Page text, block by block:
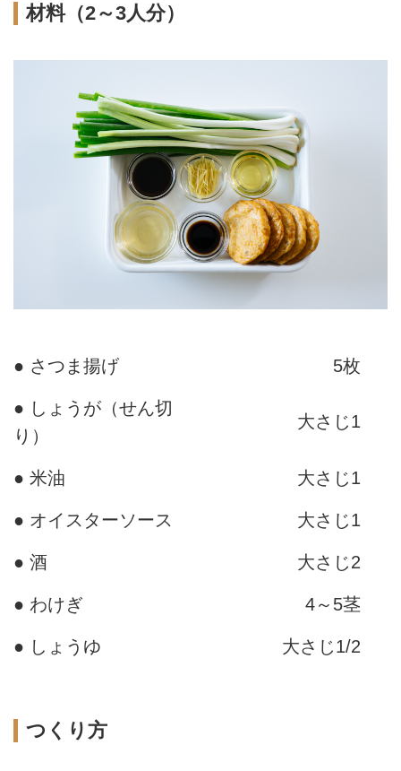
材料（2～3人分）
● さつま揚げ 5枚
● しょうが（せん切
り）
大さじ1
● 米油 大さじ1
● オイスターソース 大さじ1
● 酒 大さじ2
● わけぎ 4～5茎
● しょうゆ 大さじ1/2
つくり方